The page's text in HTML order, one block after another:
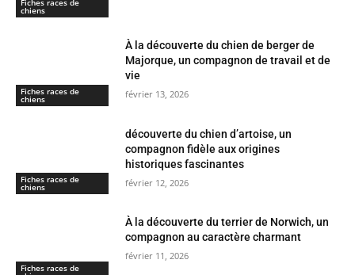
Fiches races de
chiens
Fiches races de
chiens
À la découverte du chien de berger de
Majorque, un compagnon de travail et de
vie
février 13, 2026
Fiches races de
chiens
découverte du chien d’artoise, un
compagnon fidèle aux origines
historiques fascinantes
février 12, 2026
Fiches races de
À la découverte du terrier de Norwich, un
compagnon au caractère charmant
février 11, 2026